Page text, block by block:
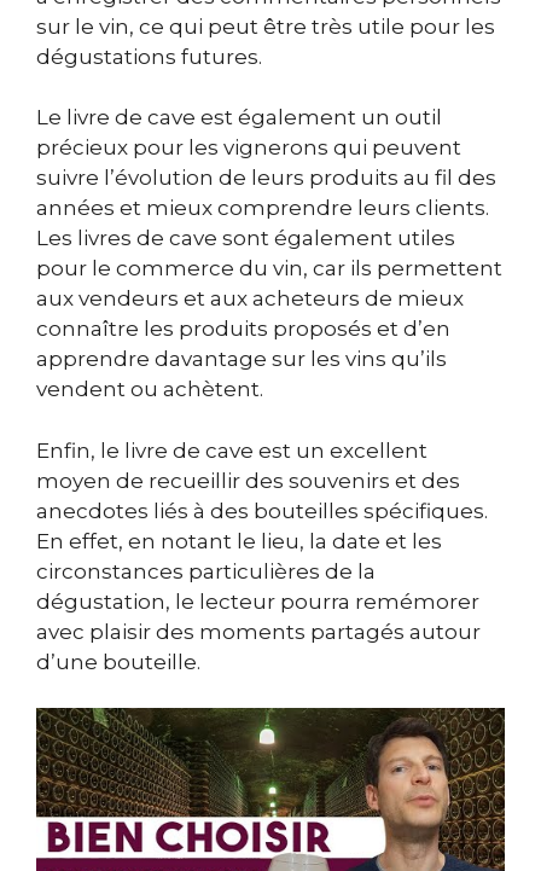
sur le vin, ce qui peut être très utile pour les
dégustations futures.
Le livre de cave est également un outil
précieux pour les vignerons qui peuvent
suivre l’évolution de leurs produits au fil des
années et mieux comprendre leurs clients.
Les livres de cave sont également utiles
pour le commerce du vin, car ils permettent
aux vendeurs et aux acheteurs de mieux
connaître les produits proposés et d’en
apprendre davantage sur les vins qu’ils
vendent ou achètent.
Enfin, le livre de cave est un excellent
moyen de recueillir des souvenirs et des
anecdotes liés à des bouteilles spécifiques.
En effet, en notant le lieu, la date et les
circonstances particulières de la
dégustation, le lecteur pourra remémorer
avec plaisir des moments partagés autour
d’une bouteille.